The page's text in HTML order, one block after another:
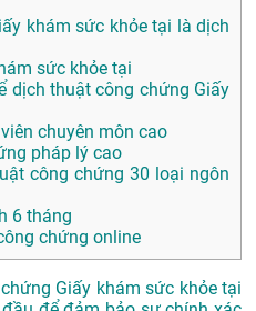
khám sức khỏe tại là dịch
sức khỏe tại
dịch thuật công chứng Giấy
chuyên môn cao
pháp lý cao
công chứng 30 loại ngôn
6 tháng
chứng online
Giấy khám sức khỏe tại